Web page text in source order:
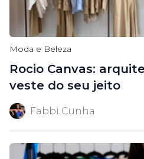
Moda e Beleza
Rocio Canvas:
veste do seu jeito
Fabbi Cunha